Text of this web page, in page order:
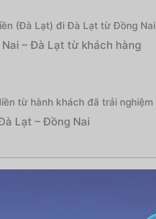
(Đà Lạt) đi Đà Lạt từ Đồng Nai
– Đà Lạt từ khách hàng
từ hành khách đã trải nghiệm
Lạt – Đồng Nai